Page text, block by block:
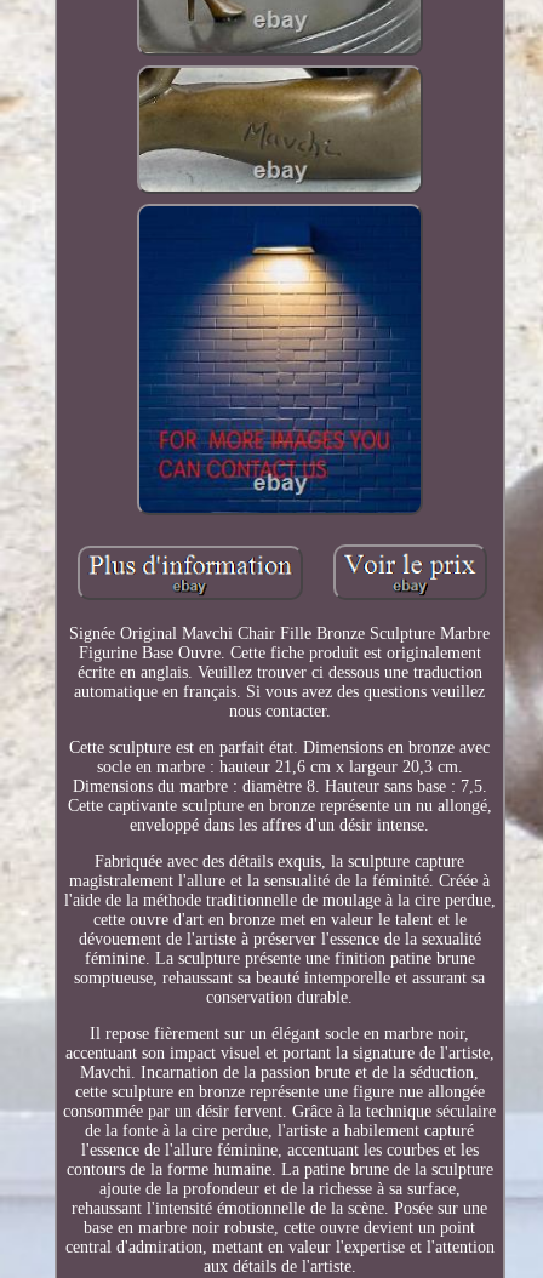
Signée Original Mavchi Chair Fille Bronze Sculpture Marbre
Figurine Base Ouvre. Cette fiche produit est originalement
écrite en anglais. Veuillez trouver ci dessous une traduction
automatique en français. Si vous avez des questions veuillez
nous contacter.
Cette sculpture est en parfait état. Dimensions en bronze avec
socle en marbre : hauteur 21,6 cm x largeur 20,3 cm.
Dimensions du marbre : diamètre 8. Hauteur sans base : 7,5.
Cette captivante sculpture en bronze représente un nu allongé,
enveloppé dans les affres d'un désir intense.
Fabriquée avec des détails exquis, la sculpture capture
magistralement l'allure et la sensualité de la féminité. Créée à
l'aide de la méthode traditionnelle de moulage à la cire perdue,
cette ouvre d'art en bronze met en valeur le talent et le
dévouement de l'artiste à préserver l'essence de la sexualité
féminine. La sculpture présente une finition patine brune
somptueuse, rehaussant sa beauté intemporelle et assurant sa
conservation durable.
Il repose fièrement sur un élégant socle en marbre noir,
accentuant son impact visuel et portant la signature de l'artiste,
Mavchi. Incarnation de la passion brute et de la séduction,
cette sculpture en bronze représente une figure nue allongée
consommée par un désir fervent. Grâce à la technique séculaire
de la fonte à la cire perdue, l'artiste a habilement capturé
l'essence de l'allure féminine, accentuant les courbes et les
contours de la forme humaine. La patine brune de la sculpture
ajoute de la profondeur et de la richesse à sa surface,
rehaussant l'intensité émotionnelle de la scène. Posée sur une
base en marbre noir robuste, cette ouvre devient un point
central d'admiration, mettant en valeur l'expertise et l'attention
aux détails de l'artiste.